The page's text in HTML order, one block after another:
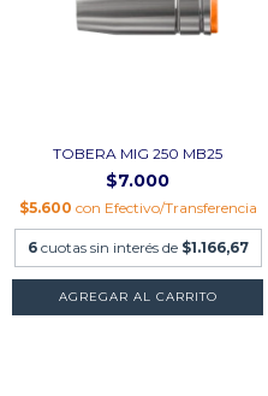
TOBERA MIG 250 MB25
$7.000
$5.600 con Efectivo/Transferencia
6 cuotas sin interés de $1.166,67
AGREGAR AL CARRITO